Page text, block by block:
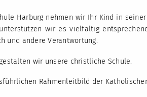
Harburg nehmen wir Ihr Kind in
wir es vielfältig
und andere Verantwortung.
wir unsere christliche Schule.
Rahmenleitbild der